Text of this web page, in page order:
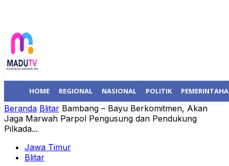
HOME REGIONAL NASIONAL POLITIK
Beranda Blitar Bambang – Bayu Berkomitmen, Akan
Jaga Marwah Parpol Pengusung dan Pendukung
Pilkada...
Jawa Timur
Blitar